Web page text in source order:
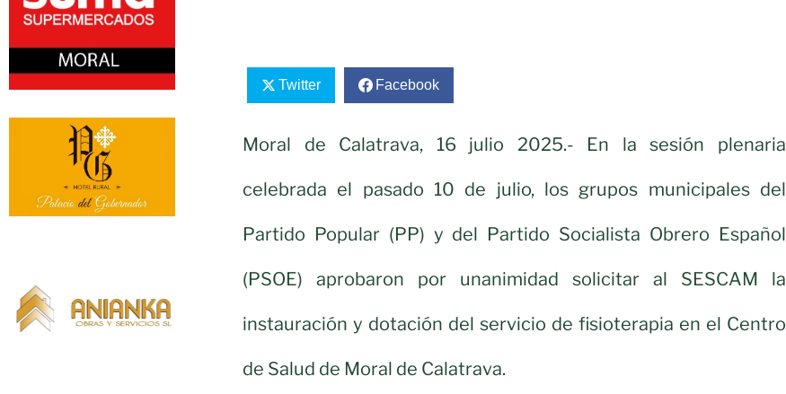
Twitter Facebook
Moral de Calatrava, 16 julio 2025.- En la sesión plenaria
celebrada el pasado 10 de julio, los grupos municipales del
Partido Popular (PP) y del Partido Socialista Obrero Español
(PSOE) aprobaron por unanimidad solicitar al SESCAM la
instauración y dotación del servicio de fisioterapia en el Centro
de Salud de Moral de Calatrava.